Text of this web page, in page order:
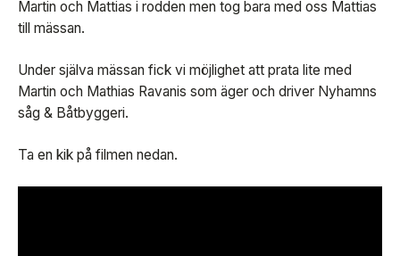
Martin och Mattias i rodden men tog bara med oss Mattias
till mässan.
Under själva mässan fick vi möjlighet att prata lite med
Martin och Mathias Ravanis som äger och driver Nyhamns
såg & Båtbyggeri.
Ta en kik på filmen nedan.